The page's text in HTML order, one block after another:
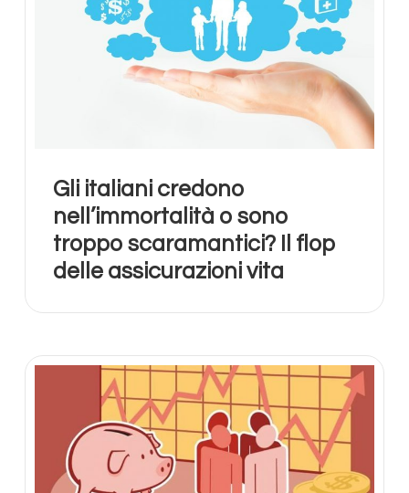
Gli italiani credono
nell’immortalità o sono
troppo scaramantici? Il flop
delle assicurazioni vita